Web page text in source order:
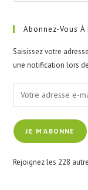
Abonnez-Vous
Saisissez votre
une notification lors
Votre
adresse
e-
mailJE M'ABONNE
Rejoignez les 228